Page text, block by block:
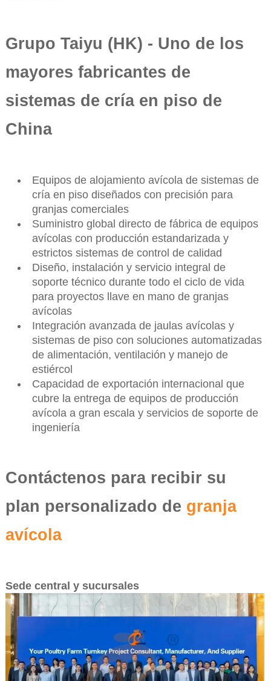
Grupo Taiyu (HK) - Uno de los
mayores fabricantes de
sistemas de cría en piso de
China
Equipos de alojamiento avícola de sistemas de
cría en piso diseñados con precisión para
granjas comerciales
Suministro global directo de fábrica de equipos
avícolas con producción estandarizada y
estrictos sistemas de control de calidad
Diseño, instalación y servicio integral de
soporte técnico durante todo el ciclo de vida
para proyectos llave en mano de granjas
avícolas
Integración avanzada de jaulas avícolas y
sistemas de piso con soluciones automatizadas
de alimentación, ventilación y manejo de
estiércol
Capacidad de exportación internacional que
cubre la entrega de equipos de producción
avícola a gran escala y servicios de soporte de
ingeniería
Contáctenos para recibir su
plan personalizado de granja
avícola
Sede central y sucursales